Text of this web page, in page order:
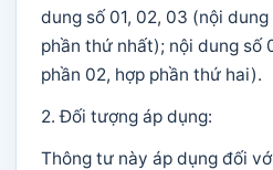
dung số 01, 02, 03 (nội
phần thứ nhất); nội dung số
phần 02, hợp phần thứ hai).
2. Đối tượng áp dụng:
Thông tư này áp dụng đối